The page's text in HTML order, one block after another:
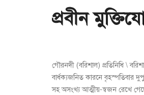
প্রবীন
গৌরনদী (বরিশাল) প্রতিনিধি \
বার্ধক্যজনিত কারনে বৃহস্পতিবার
সহ অসংখ্য আত্মীয়-স্বজন রেখে